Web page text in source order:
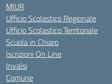
MIUR
Ufficio Scolastico Regionale
Ufficio Scolastico Territoriale
Scuola in Chiaro
Iscrizioni On Line
Invalsi
Comune